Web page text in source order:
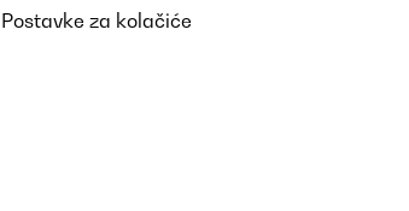
Postavke za kolačiće